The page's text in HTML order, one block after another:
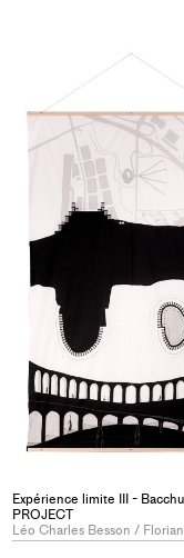
Expérience limite III -
PROJECT